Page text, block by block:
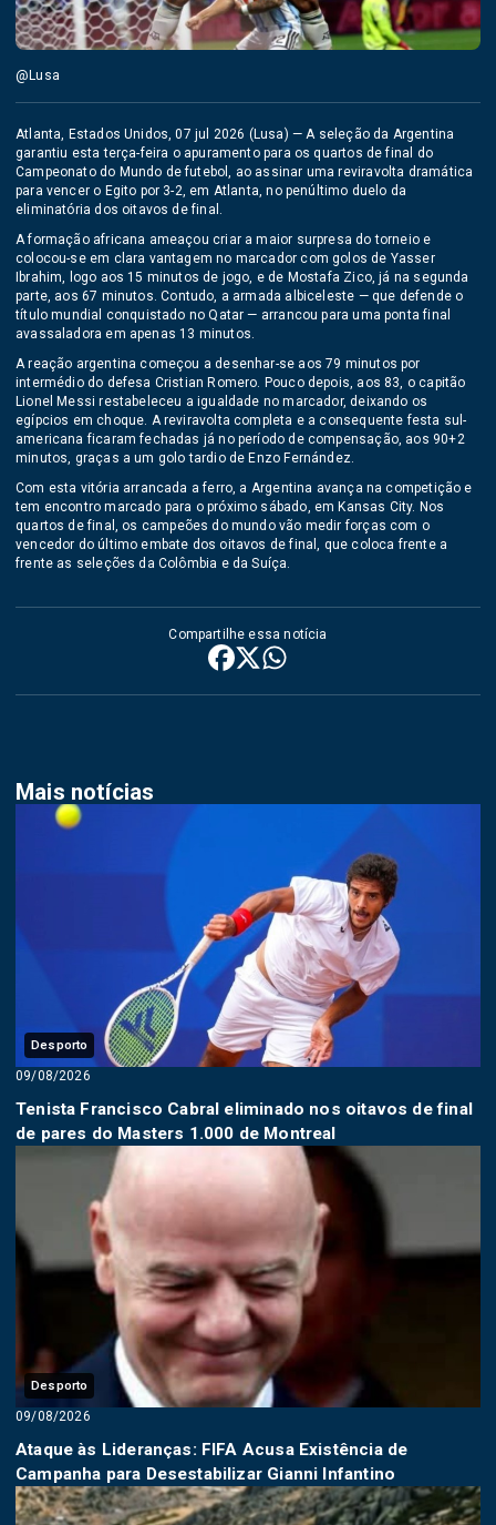
@Lusa
Atlanta, Estados Unidos, 07 jul 2026 (Lusa) — A seleção da Argentina
garantiu esta terça-feira o apuramento para os quartos de final do
Campeonato do Mundo de futebol, ao assinar uma reviravolta dramática
para vencer o Egito por 3-2, em Atlanta, no penúltimo duelo da
eliminatória dos oitavos de final.
A formação africana ameaçou criar a maior surpresa do torneio e
colocou-se em clara vantagem no marcador com golos de Yasser
Ibrahim, logo aos 15 minutos de jogo, e de Mostafa Zico, já na segunda
parte, aos 67 minutos. Contudo, a armada albiceleste — que defende o
título mundial conquistado no Qatar — arrancou para uma ponta final
avassaladora em apenas 13 minutos.
A reação argentina começou a desenhar-se aos 79 minutos por
intermédio do defesa Cristian Romero. Pouco depois, aos 83, o capitão
Lionel Messi restabeleceu a igualdade no marcador, deixando os
egípcios em choque. A reviravolta completa e a consequente festa sul-
americana ficaram fechadas já no período de compensação, aos 90+2
minutos, graças a um golo tardio de Enzo Fernández.
Com esta vitória arrancada a ferro, a Argentina avança na competição e
tem encontro marcado para o próximo sábado, em Kansas City. Nos
quartos de final, os campeões do mundo vão medir forças com o
vencedor do último embate dos oitavos de final, que coloca frente a
frente as seleções da Colômbia e da Suíça.
Compartilhe essa notícia
Mais notícias
Desporto
09/08/2026
Tenista Francisco Cabral eliminado nos oitavos de final
de pares do Masters 1.000 de Montreal
Desporto
09/08/2026
Ataque às Lideranças: FIFA Acusa Existência de
Campanha para Desestabilizar Gianni Infantino